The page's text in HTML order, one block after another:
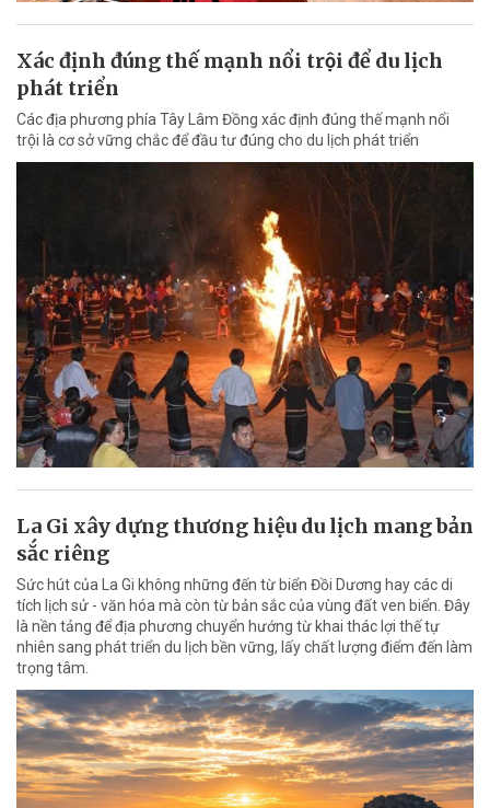
Xác định đúng thế mạnh nổi trội để du lịch
phát triển
Các địa phương phía Tây Lâm Đồng xác định đúng thế mạnh nổi
trội là cơ sở vững chắc để đầu tư đúng cho du lịch phát triển
La Gi xây dựng thương hiệu du lịch mang bản
sắc riêng
Sức hút của La Gi không những đến từ biển Đồi Dương hay các di
tích lịch sử - văn hóa mà còn từ bản sắc của vùng đất ven biển. Đây
là nền tảng để địa phương chuyển hướng từ khai thác lợi thế tự
nhiên sang phát triển du lịch bền vững, lấy chất lượng điểm đến làm
trọng tâm.